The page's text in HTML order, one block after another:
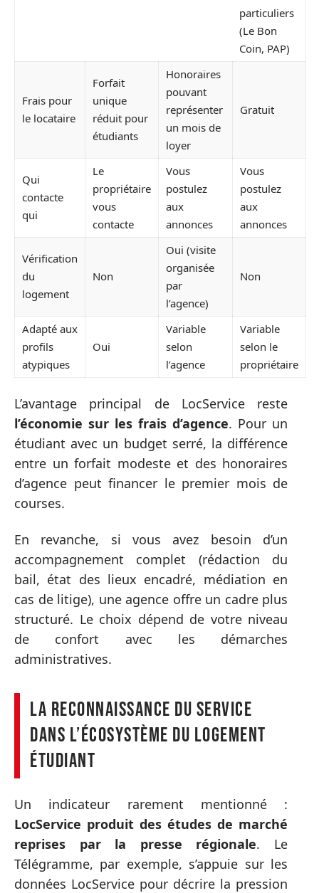
particuliers
(Le Bon
Coin, PAP)
Frais pour
le locataire
Forfait
unique
réduit pour
étudiants
Honoraires
pouvant
représenter
un mois de
loyer
Gratuit
Qui
contacte
qui
Le
propriétaire
vous
contacte
Vous
postulez
aux
annonces
Vous
postulez
aux
annonces
Vérification
du
logement
Non
Oui (visite
organisée
par
l’agence)
Non
Adapté aux
profils
atypiques
Oui
Variable
selon
l’agence
Variable
selon le
propriétaire
L’avantage principal de LocService reste
l’économie sur les frais d’agence. Pour un
étudiant avec un budget serré, la différence
entre un forfait modeste et des honoraires
d’agence peut financer le premier mois de
courses.
En revanche, si vous avez besoin d’un
accompagnement complet (rédaction du
bail, état des lieux encadré, médiation en
cas de litige), une agence offre un cadre plus
structuré. Le choix dépend de votre niveau
de confort avec les démarches
administratives.
La reconnaissance du service
dans l’écosystème du logement
étudiant
Un indicateur rarement mentionné :
LocService produit des études de marché
reprises par la presse régionale. Le
Télégramme, par exemple, s’appuie sur les
données LocService pour décrire la pression